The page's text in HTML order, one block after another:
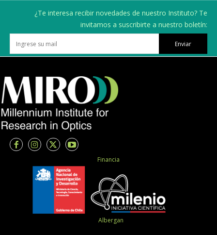
¿Te interesa recibir novedades de nuestro Instituto? Te
invitamos a suscribirte a nuestro boletín:
Enviar
Financia
Albergan